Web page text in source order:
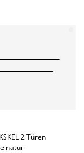
2 Türen
natur